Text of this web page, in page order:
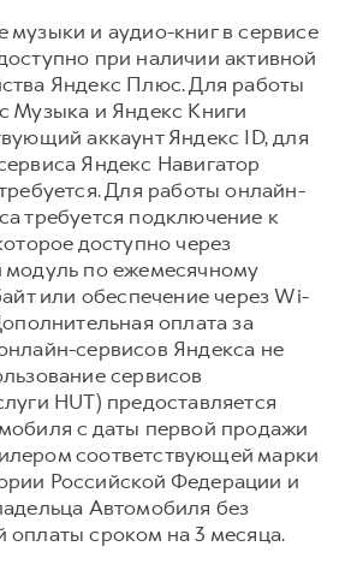
музыки и аудио-книг в сервисе
при наличии активной
Яндекс Плюс. Для работы
Музыка и Яндекс Книги
аккаунт Яндекс ID, для
Яндекс Навигатор
Для работы онлайн-
требуется подключение к
доступно через
модуль по ежемесячному
или обеспечение через Wi-
оплата за
сервисов Яндекса не
сервисов
HUT) предоставляется
с даты первой продажи
соответствующей марки
Российской Федерации и
Автомобиля без
оплаты сроком на 3 месяца.